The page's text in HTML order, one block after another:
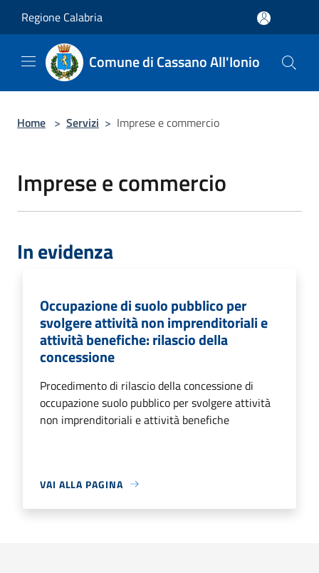
Regione Calabria
Comune di Cassano All'Ionio
Home > Servizi > Imprese e commercio
Imprese e commercio
In evidenza
Occupazione di suolo pubblico per
svolgere attività non imprenditoriali e
attività benefiche: rilascio della
concessione
Procedimento di rilascio della concessione di
occupazione suolo pubblico per svolgere attività
non imprenditoriali e attività benefiche
VAI ALLA PAGINA